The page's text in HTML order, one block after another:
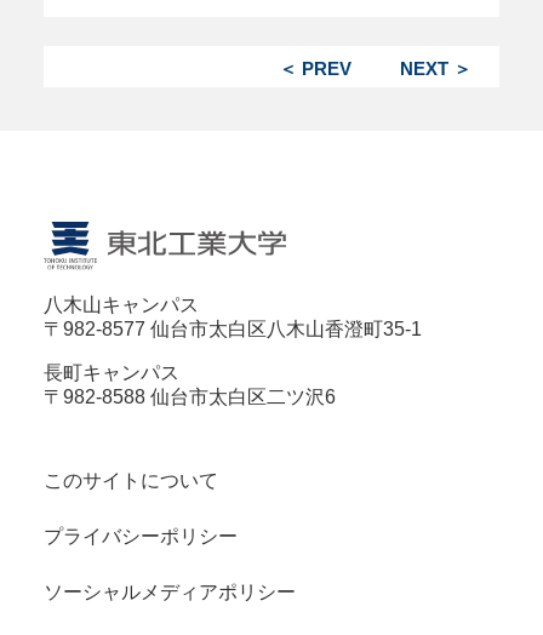
NEXT ＞
＜ PREV
八木山キャンパス
〒982-8577 仙台市太白区八木山香澄町35-1
長町キャンパス
〒982-8588 仙台市太白区二ツ沢6
このサイトについて
プライバシーポリシー
ソーシャルメディアポリシー